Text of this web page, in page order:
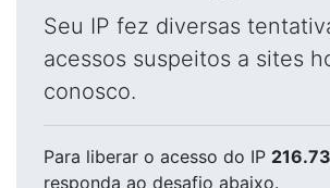
Seu IP fez diversas
acessos suspeitos a sites
conosco.
Para liberar o acesso do IP
responda ao desafio abaixo.